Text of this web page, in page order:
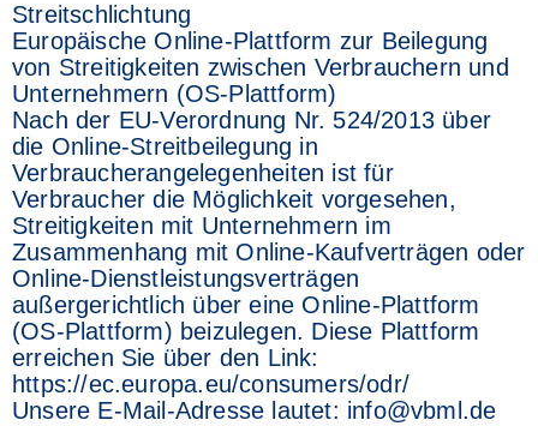
Streitschlichtung
Europäische Online-Plattform zur Beilegung
von Streitigkeiten zwischen Verbrauchern und
Unternehmern (OS-Plattform)
Nach der EU-Verordnung Nr. 524/2013 über
die Online-Streitbeilegung in
Verbraucherangelegenheiten ist für
Verbraucher die Möglichkeit vorgesehen,
Streitigkeiten mit Unternehmern im
Zusammenhang mit Online-Kaufverträgen oder
Online-Dienstleistungsverträgen
außergerichtlich über eine Online-Plattform
(OS-Plattform) beizulegen. Diese Plattform
erreichen Sie über den Link:
https://ec.europa.eu/consumers/odr/
Unsere E-Mail-Adresse lautet: info@vbml.de